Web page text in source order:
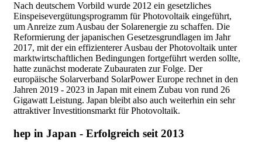
Nach deutschem Vorbild wurde 2012 ein gesetzliches
Einspeisevergütungsprogramm für Photovoltaik eingeführt,
um Anreize zum Ausbau der Solarenergie zu schaffen. Die
Reformierung der japanischen Gesetzesgrundlagen im Jahr
2017, mit der ein effizienterer Ausbau der Photovoltaik unter
marktwirtschaftlichen Bedingungen fortgeführt werden sollte,
hatte zunächst moderate Zubauraten zur Folge. Der
europäische Solarverband SolarPower Europe rechnet in den
Jahren 2019 - 2023 in Japan mit einem Zubau von rund 26
Gigawatt Leistung. Japan bleibt also auch weiterhin ein sehr
attraktiver Investitionsmarkt für Photovoltaik.
hep in Japan - Erfolgreich seit 2013